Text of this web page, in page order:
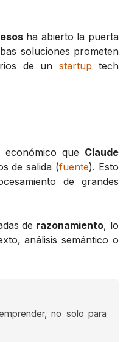
ha abierto la puerta
soluciones prometen
de unstartup tech
económico que Claude
de salida (fuente). Esto
de grandes
de razonamiento, lo
análisis semántico o
no solo para